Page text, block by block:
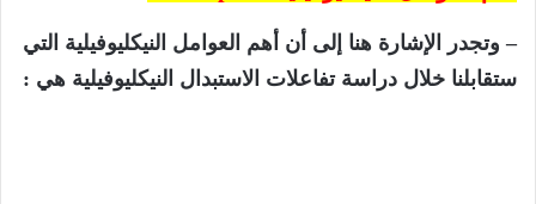
– وتجدر الإشارة هنا إلى أن أهم العوامل النيكليوفيلية التي
ستقابلنا خلال دراسة تفاعلات الاستبدال النيكليوفيلية هي :